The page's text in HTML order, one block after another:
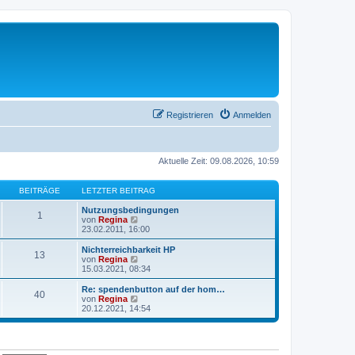
Anmelden
Registrieren
Aktuelle Zeit: 09.08.2026, 10:59
BEITRÄGE LETZTER BEITRAG
1
Nutzungsbedingungen
von Regina
e
u
e
t
B
e
i
t
g
23.02.2011, 16:00
13
Nichterreichbarkeit HP
von Regina
e
u
e
t
r
i
15.03.2021, 08:34
40
Re: spendenbutton auf der hom…
von Regina
e
u
20.12.2021, 14:54